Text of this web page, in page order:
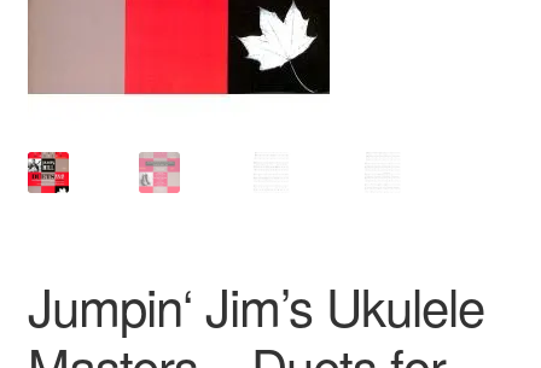
Jumpin‘ Jim’s Ukulele